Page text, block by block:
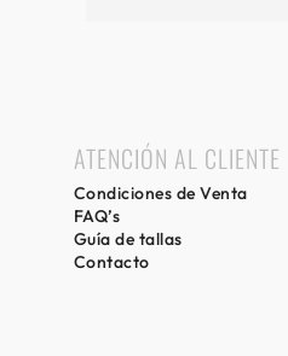
ATENCIÓN AL CLIENTE
Condiciones de Venta
FAQ’s
Guía de tallas
Contacto